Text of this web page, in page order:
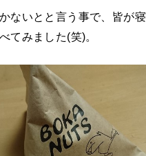
ないとと言う事で、皆が
てみました(笑)。